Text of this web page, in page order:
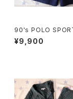
90's POLO
ulottes w/ pony
y
¥9,900